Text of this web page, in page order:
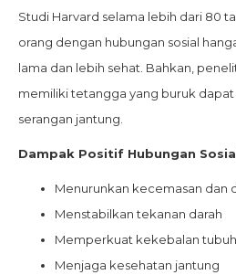
Studi Harvard selama lebih dari 80
orang dengan hubungan sosial
lama dan lebih sehat. Bahkan,
memiliki tetangga yang buruk
serangan jantung.
Dampak Positif Hubungan
Menurunkan kecemasan dan
Menstabilkan tekanan darah
Memperkuat kekebalan tubuh
Menjaga kesehatan jantung